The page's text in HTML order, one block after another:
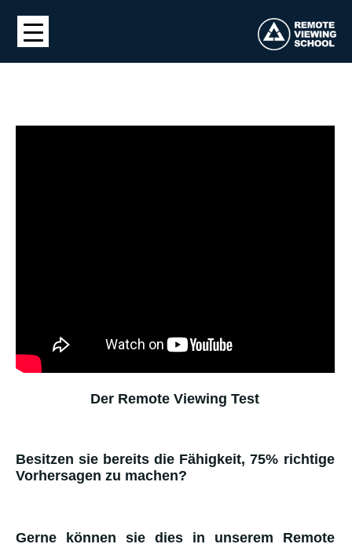
Der Remote Viewing Test
Besitzen sie bereits die Fähigkeit, 75% richtige
Vorhersagen zu machen?
Gerne können sie dies in unserem Remote